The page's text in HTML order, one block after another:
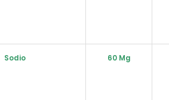
Sodio 60 Mg